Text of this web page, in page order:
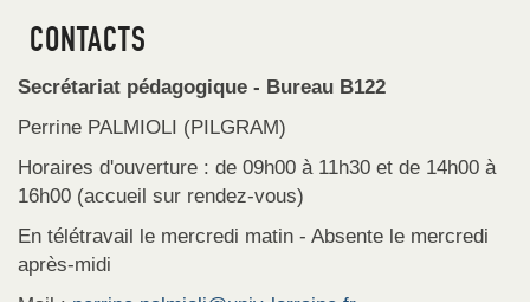
CONTACTS
Secrétariat pédagogique - Bureau B122
Perrine PALMIOLI (PILGRAM)
Horaires d'ouverture : de 09h00 à 11h30 et de 14h00 à
16h00 (accueil sur rendez-vous)
En télétravail le mercredi matin - Absente le mercredi
après-midi